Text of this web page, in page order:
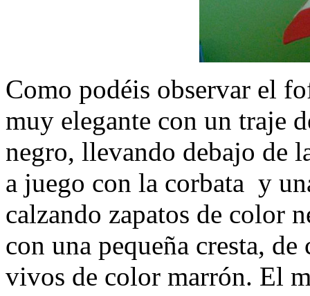
Como podéis observar el
muy elegante con un traje
negro, llevando debajo de
a juego con la corbata y
calzando zapatos de color
con una pequeña cresta,
vivos de color marrón. El